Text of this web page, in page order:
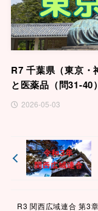
R7 千葉県（東京・
と医薬品（問31-40）
2026-05-03
R3 関西広域連合 第3